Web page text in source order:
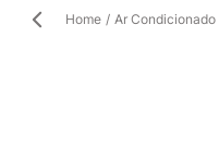
Home / Ar Condicionado